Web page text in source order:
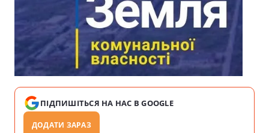
ПІДПИШІТЬСЯ НА НАС В GOOGLE
ДОДАТИ ЗАРАЗ